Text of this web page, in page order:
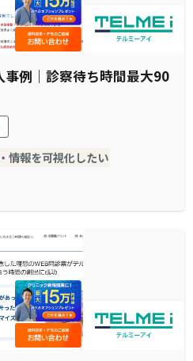
例｜診察待ち時間最大90
情報を可視化したい